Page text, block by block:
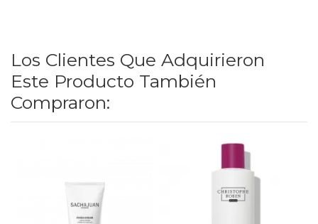
Los Clientes Que Adquirieron
Este Producto También
Compraron: